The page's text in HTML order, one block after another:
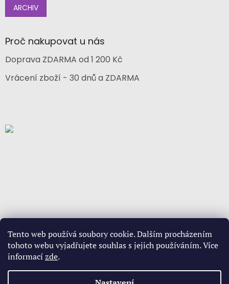
Tento web používá soubory cookie. Dalším procházením
tohoto webu vyjadřujete souhlas s jejich používáním. Více
informacízde.
ARCHIV
Proč nakupovat u nás
Doprava ZDARMA od 1 200 Kč
Vrácení zboží - 30 dnů a ZDARMA